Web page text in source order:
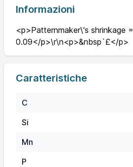
Informazioni
<p>Patternmaker\'s shrinkage =
0.09</p>\r\n<p>&nbsp`£</p>
Caratteristiche
C
Si
Mn
P